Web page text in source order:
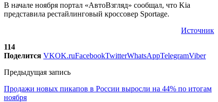
В начале ноября портал «АвтоВзгляд» сообщал, что Kia
представила рестайлинговый кроссовер Sportage.
Источник
114
Поделится VKOK.ruFacebookTwitterWhatsAppTelegramViber
Предыдущая запись
Продажи новых пикапов в России выросли на 44% по итогам
ноября